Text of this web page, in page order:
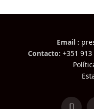
Email :
Contacto: +351